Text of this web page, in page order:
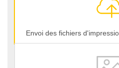
Envoi des fichiers